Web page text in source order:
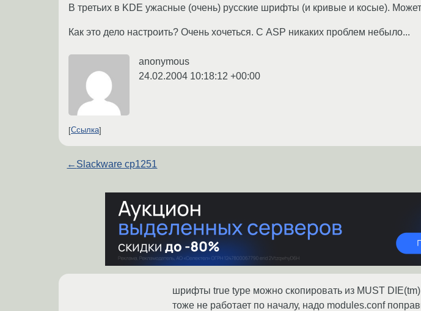
В третьих в KDE ужасные (очень) русские шрифты (и кривые и косые). Может
Как это дело настроить? Очень хочеться. С ASP никаких проблем небыло...
anonymous
24.02.2004 10:18:12 +00:00
Ссылка
← Slackware cp1251
шрифты true type можно скопировать из MUST
тоже не работает по началу, надо modules.conf